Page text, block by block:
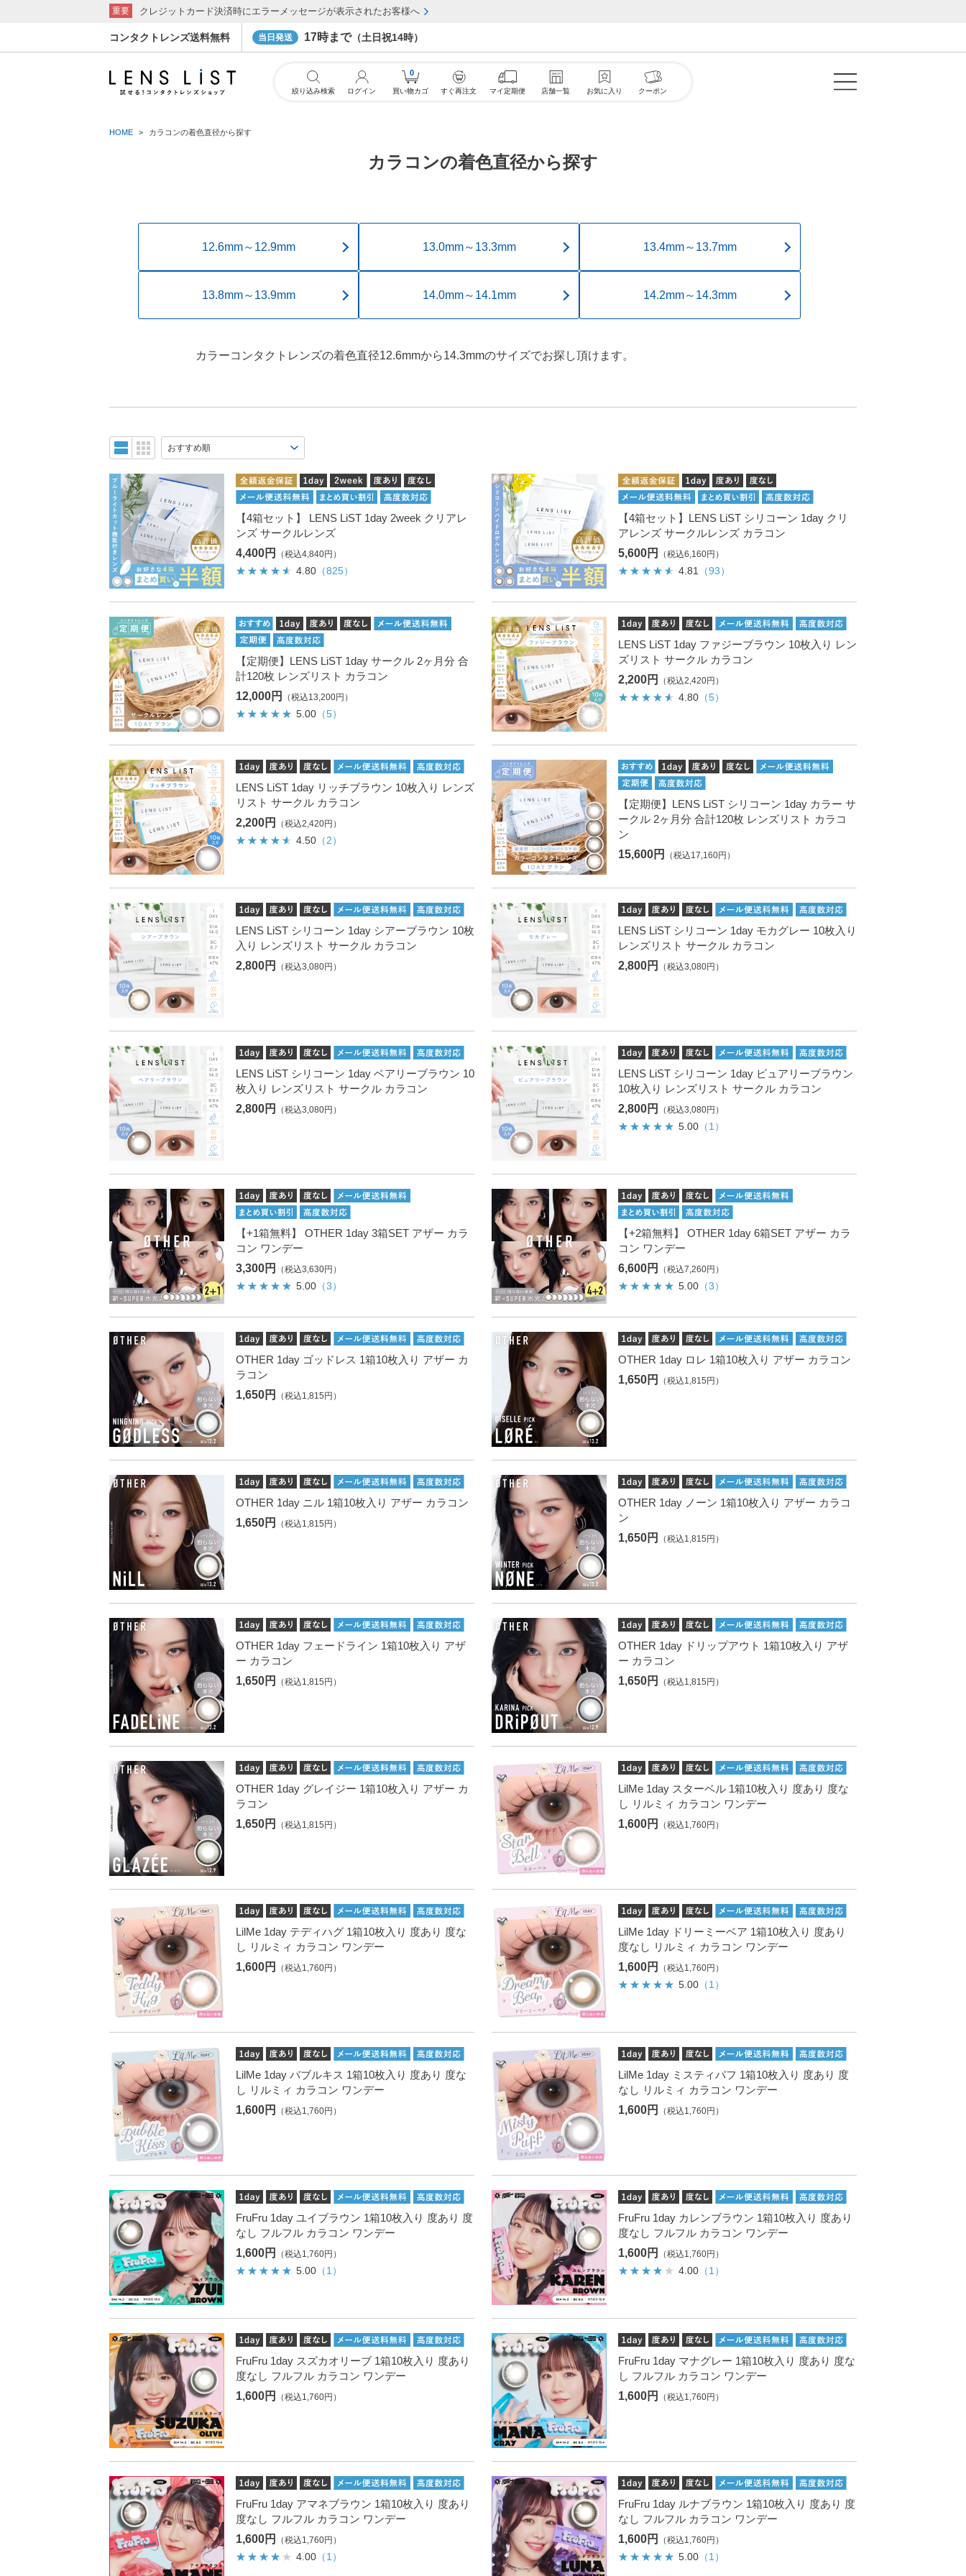
コンタクトレンズ送料無料 当日発送 17時まで（土日祝14時）
重要 クレジットカード決済時にエラーメッセージが表示されたお客様へ
HOME カラコンの着色直径から探す
カラコンの着色直径から探す
12.6mm～12.9mm 13.0mm～13.3mm 13.4mm～13.7mm
13.8mm～13.9mm 14.0mm～14.1mm 14.2mm～14.3mm
カラーコンタクトレンズの着色直径12.6mmから14.3mmのサイズでお探し頂けます。
【4箱セット】 LENS LiST 1day 2week クリアレ
ンズ サークルレンズ
4,400円
（税込4,840円）
4.80 （825）
【4箱セット】LENS LiST シリコーン 1day クリ
アレンズ サークルレンズ カラコン
5,600円
（税込6,160円）
4.81 （93）
【定期便】LENS LiST 1day サークル 2ヶ月分 合
計120枚 レンズリスト カラコン
12,000円
（税込13,200円）
5.00 （5）
LENS LiST 1day ファジーブラウン 10枚入り レン
ズリスト サークル カラコン
2,200円
（税込2,420円）
4.80（5）
LENS LiST 1day リッチブラウン 10枚入り レンズ
リスト サークル カラコン
2,200円
（税込2,420円）
4.50 （2）
【定期便】LENS LiST シリコーン 1day カラー サ
ークル 2ヶ月分 合計120枚 レンズリスト カラコ
ン
15,600円
（税込17,160円）
LENS LiST シリコーン 1day シアーブラウン 10枚
入り レンズリスト サークル カラコン
2,800円
（税込3,080円）
LENS LiST シリコーン 1day モカグレー 10枚入り
レンズリスト サークル カラコン
2,800円
（税込3,080円）
LENS LiST シリコーン 1day ベアリーブラウン 10
枚入り レンズリスト サークル カラコン
2,800円
（税込3,080円）
LENS LiST シリコーン 1day ピュアリーブラウン
10枚入り レンズリスト サークル カラコン
2,800円
（税込3,080円）
5.00（1）
【+1箱無料】 OTHER 1day 3箱SET アザー カラ
コン ワンデー
3,300円
（税込3,630円）
5.00 （3）
【+2箱無料】 OTHER 1day 6箱SET アザー カラ
コン ワンデー
6,600円
（税込7,260円）
5.00（3）
OTHER 1day ゴッドレス 1箱10枚入り アザー カ
ラコン
1,650円
（税込1,815円）
OTHER 1day ロレ 1箱10枚入り アザー カラコン
1,650円
（税込1,815円）
OTHER 1day ニル 1箱10枚入り アザー カラコン
1,650円
（税込1,815円）
OTHER 1day ノーン 1箱10枚入り アザー カラコ
ン
1,650円
（税込1,815円）
OTHER 1day フェードライン 1箱10枚入り アザ
ー カラコン
1,650円
（税込1,815円）
OTHER 1day ドリップアウト 1箱10枚入り アザ
ー カラコン
1,650円
（税込1,815円）
OTHER 1day グレイジー 1箱10枚入り アザー カ
ラコン
1,650円
（税込1,815円）
LilMe 1day スターベル 1箱10枚入り 度あり 度な
し リルミィ カラコン ワンデー
1,600円
（税込1,760円）
LilMe 1day テディハグ 1箱10枚入り 度あり 度な
し リルミィ カラコン ワンデー
1,600円
（税込1,760円）
LilMe 1day ドリーミーベア 1箱10枚入り 度あり
度なし リルミィ カラコン ワンデー
1,600円
（税込1,760円）
5.00（1）
LilMe 1day バブルキス 1箱10枚入り 度あり 度な
し リルミィ カラコン ワンデー
1,600円
（税込1,760円）
LilMe 1day ミスティパフ 1箱10枚入り 度あり 度
なし リルミィ カラコン ワンデー
1,600円
（税込1,760円）
FruFru 1day ユイブラウン 1箱10枚入り 度あり 度
なし フルフル カラコン ワンデー
1,600円
（税込1,760円）
5.00 （1）
FruFru 1day カレンブラウン 1箱10枚入り 度あり
度なし フルフル カラコン ワンデー
1,600円
（税込1,760円）
4.00（1）
FruFru 1day スズカオリーブ 1箱10枚入り 度あり
度なし フルフル カラコン ワンデー
1,600円
（税込1,760円）
FruFru 1day マナグレー 1箱10枚入り 度あり 度な
し フルフル カラコン ワンデー
1,600円
（税込1,760円）
FruFru 1day アマネブラウン 1箱10枚入り 度あり
度なし フルフル カラコン ワンデー
1,600円
（税込1,760円）
4.00 （1）
FruFru 1day ルナブラウン 1箱10枚入り 度あり 度
なし フルフル カラコン ワンデー
1,600円
（税込1,760円）
5.00（1）
絞り込み検索 ログイン
0
買い物カゴ すぐ再注文 マイ定期便 店舗一覧 お気に入り クーポン